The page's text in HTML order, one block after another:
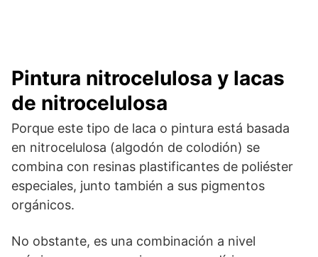
Pintura nitrocelulosa y lacas
de nitrocelulosa
Porque este tipo de laca o pintura está basada
en nitrocelulosa (algodón de colodión) se
combina con resinas plastificantes de poliéster
especiales, junto también a sus pigmentos
orgánicos.
No obstante, es una combinación a nivel